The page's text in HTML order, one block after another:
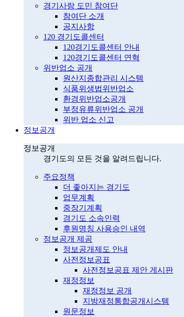
경기사랑 도민 참여단
참여단 소개
공지사항
120 경기도콜센터
120경기도콜센터 안내
120경기도콜센터 연혁
위반업소 공개
원산지종합관리 시스템
식품위생법위반업소
환경위반업소공개
부정유류위반업소 공개
위반 업소 신고
정보공개
정보공개
경기도의 모든 것을 알려드립니다.
주요정책
더 좋아지는 경기도
업무계획
중장기계획
경기도 소속인력
후원명칭 사용승인 내역
정보공개 제공
정보공개제도 안내
사전정보공표
사전정보공표 제안 게시판
재정정보
재정정보 공개
지방재정통합공개시스템
원문정보